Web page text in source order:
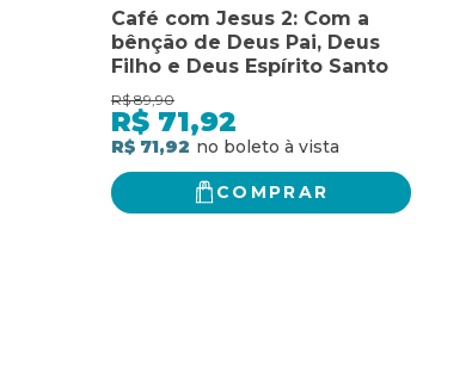
Café com Jesus 2: Com a
bênção de Deus Pai, Deus
Filho e Deus Espírito Santo
R$ 89,90
R$ 71,92
R$ 71,92
COMPRAR